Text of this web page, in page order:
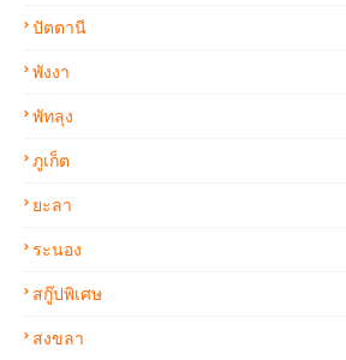
ปัตตานี
พังงา
พัทลุง
ภูเก็ต
ยะลา
ระนอง
สกู๊ปพิเศษ
สงขลา